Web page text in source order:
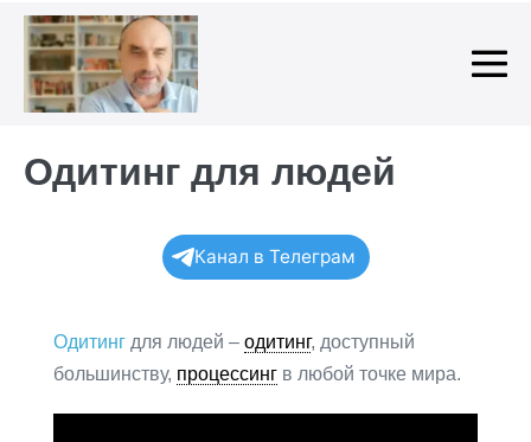
Skip
content
Одитинг для людей
Канал в Телеграм
Одитинг для людей – одитинг, доступный
большинству, процессинг в любой точке мира.